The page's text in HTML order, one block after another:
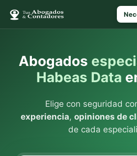
Abogados
Habeas Data
Elige con seguridad
experiencia, opiniones de
de cada